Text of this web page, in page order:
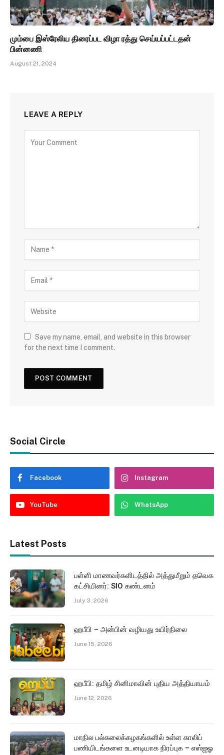
மும்பை இஸ்ரேலிய திரைப்பட விழா ரத்து செய்யப்பட்டதன்
பின்னணி
August 21, 2024
LEAVE A REPLY
Save my name, email, and website in this browser
for the next time I comment.
Social Circle
Facebook Instagram
YouTube WhatsApp
Latest Posts
பள்ளி மாணவர்களிடத்தில் அத்துமீறும் தவெக
கட்சியினர்: SIO கண்டனம்
July 3, 2026
ஹபீபி – அன்பின் வழியது உயிர்நிலை
June 15, 2026
ஹபீபி: தமிழ் சினிமாவின் புதிய அத்தியாயம்
June 12, 2026
மாநில பல்கலைக்கழகங்களில் உள்ள காலிப்
பணியிடங்களை உடனடியாக நிரப்புக – எஸ்ஐஓ